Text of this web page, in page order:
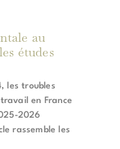
au
études
les troubles
en France
2026
rassemble les